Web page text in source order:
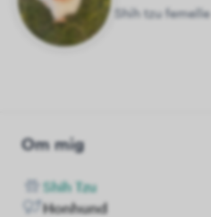
Shih tzu femelle
Om mig
Shih Tzu
Honhund